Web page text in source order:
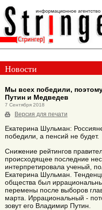
Новости
Мы всех победили,
Путин и Медведев
7 Сентября 2018
Версия для печати
Екатерина Шульман:
победили, а пенсий не будет.
Снижение рейтингов
происходящее последние
интерпретировала ученый,
Екатерина Шульман.
общества был
перемены после выборов
марта. Иррациональный -
зовут его Владимир Путин.